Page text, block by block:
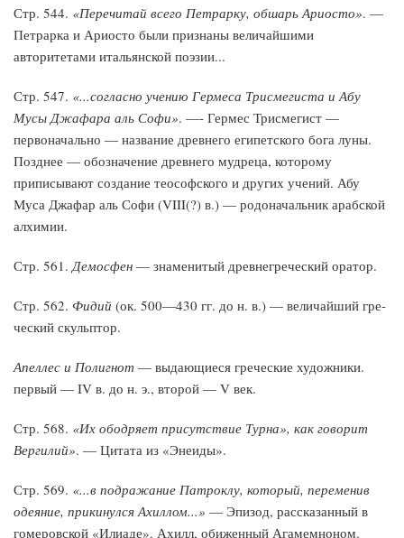
Стр. 544. «Перечитай всего Петрарку, обшарь Ариосто». —
Петрарка и Ариосто были признаны величайшими
авторитетами итальянской поэзии...
Стр. 547. «...согласно учению Гермеса Трисмегиста и Абу
Мусы Джафара аль Софи». —- Гермес Трисмегист —
первоначально — название древнего египетского бога луны.
Позднее — обозначение древнего мудреца, которому
приписывают создание теософского и других учений. Абу
Муса Джафар аль Софи (VIII(?) в.) — родоначальник арабской
алхимии.
Стр. 561.Демосфен — знаменитый древнегреческий оратор.
Стр. 562. Фидий (ок. 500—430 гг. до н. в.) — величайший гре­
ческий скульптор.
Апеллес и Полигнот — выдающиеся греческие художни­ки.
первый — IV в. до н. э., второй — V век.
Стр. 568. «Их ободряет присутствие Турна», как говорит
Вергилий». — Цитата из «Энеиды».
Стр. 569. «...в подражание Патроклу, который, пе­ременив
одеяние, прикинулся Ахиллом...» — Эпизод, рассказанный в
гомеровской «Илиаде». Ахилл, обиженный Агамемно­ном.